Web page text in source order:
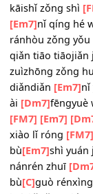
xiào lǐ róng
bù[Em7]shì
nánrén zhuī
bù[C]guò
kāishǐ zǒng shì
[Em7] nǐ qíng
ránhòu zǒng
qiǎntiāo
zuìzhōng
diǎndiǎn[Em7]
ài[Dm7]